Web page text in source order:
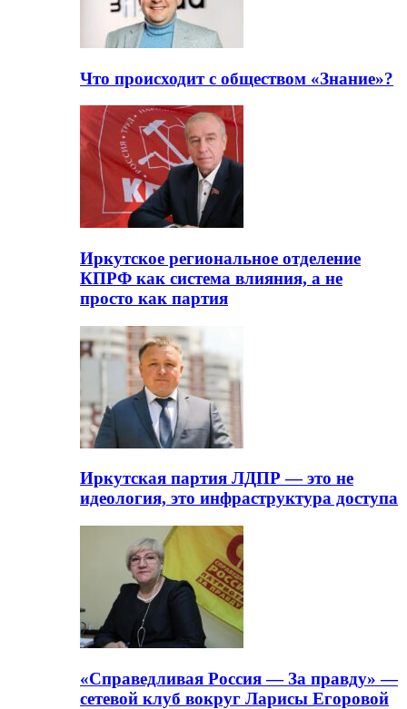
Что происходит с обществом «Знание»?
Иркутское региональное отделение
КПРФ как система влияния, а не
просто как партия
Иркутская партия ЛДПР — это не
идеология, это инфраструктура доступа
«Справедливая Россия — За правду» —
сетевой клуб вокруг Ларисы Егоровой